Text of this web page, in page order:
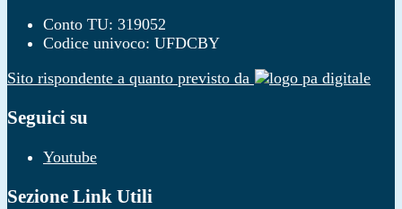
Conto TU: 319052
Codice univoco: UFDCBY
Sito rispondente a quanto previsto da
Seguici su
Youtube
Sezione Link Utili